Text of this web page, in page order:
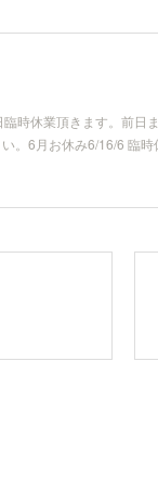
時休業頂きます。前
。6月お休み6/16/6 臨